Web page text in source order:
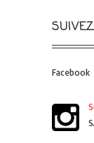
Facebook